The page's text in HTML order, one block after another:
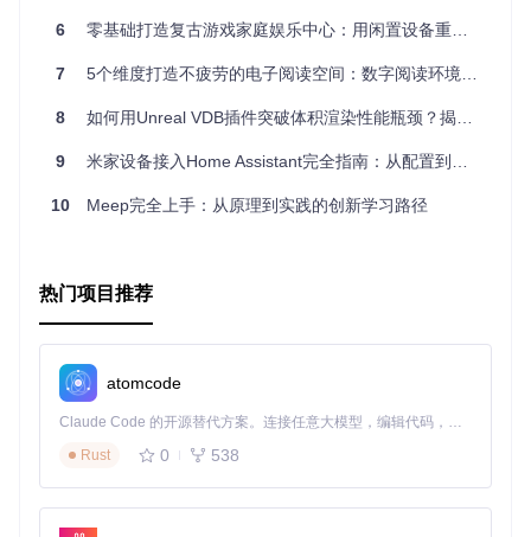
6 零基础打造复古游戏家庭娱乐中心：用闲置设备重温经典游戏时光
7 5个维度打造不疲劳的电子阅读空间：数字阅读环境优化全指南
8 如何用Unreal VDB插件突破体积渲染性能瓶颈？揭秘实时体积数据处理核心优势
9 米家设备接入Home Assistant完全指南：从配置到精通
10 Meep完全上手：从原理到实践的创新学习路径
热门项目推荐
atomcode
Claude Code 的开源替代方案。连接任意大模型，编辑代码，运行命令，自动验证 — 全自动执行。用 Rust 构建，极致性能。 ｜ An open-source alternative to Claude Code. Connect any LLM, edit code, run commands, and verify changes — autonomously. Built in Rust for speed. Get Started
Rust
0 538